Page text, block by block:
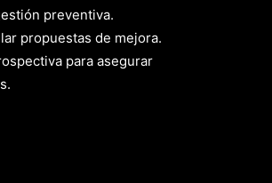
preventiva.
propuestas de mejora.
para asegurar